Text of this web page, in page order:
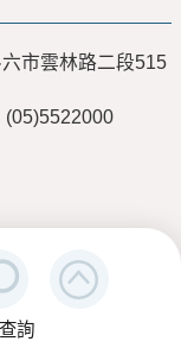
詢
市雲林路二段515
(05)5522000